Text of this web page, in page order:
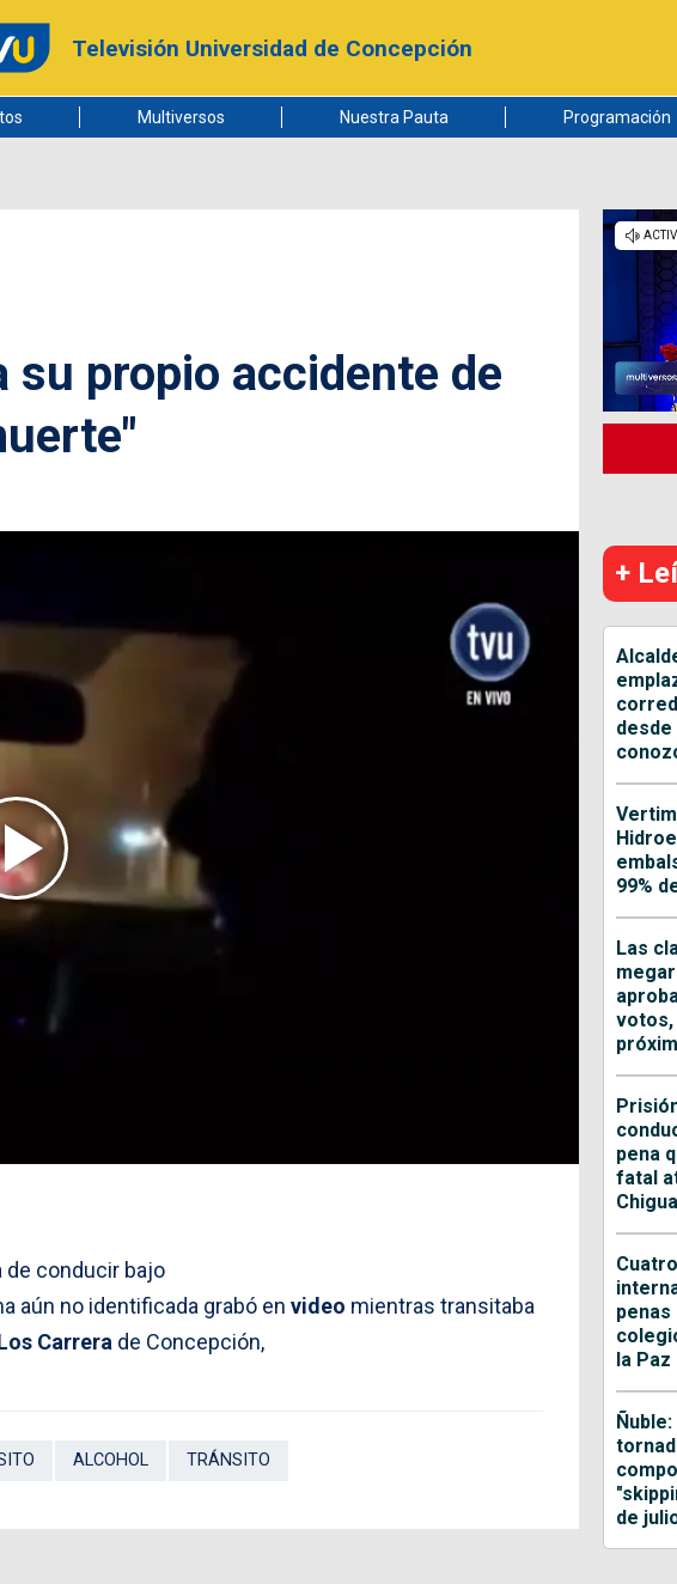
Televisión Universidad de Concepción
Multiversos Nuestra Pauta Programación
propio accidente de
de conducir bajo
aún no identificada grabó en video mientras transitaba
Carrera de Concepción,
ALCOHOL TRÁNSITO
+
desde
99%
Las
votos,
pena
fatal
penas
la Paz
de